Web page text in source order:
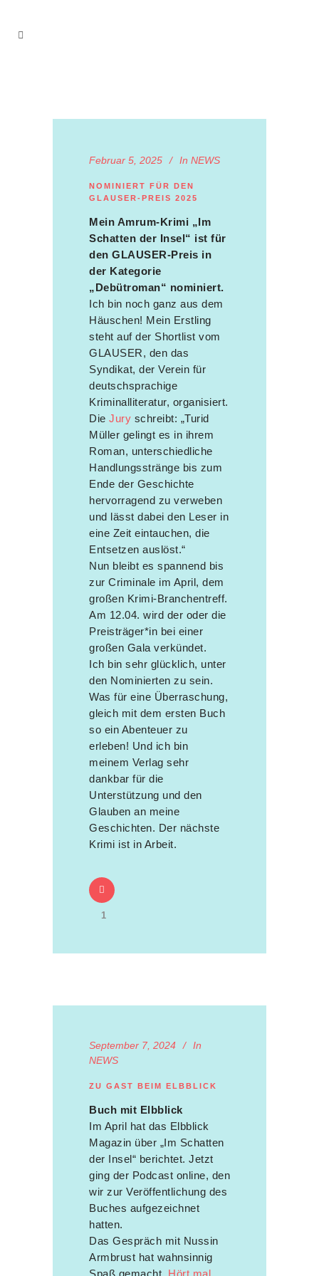
Februar 5, 2025 In NEWS
NOMINIERT FÜR DEN
GLAUSER-PREIS 2025
Mein Amrum-Krimi „Im
Schatten der Insel“ ist für
den GLAUSER-Preis in
der Kategorie
„Debütroman“ nominiert.
Ich bin noch ganz aus dem
Häuschen! Mein Erstling
steht auf der Shortlist vom
GLAUSER, den das
Syndikat, der Verein für
deutschsprachige
Kriminalliteratur, organisiert.
Die Jury schreibt: „Turid
Müller gelingt es in ihrem
Roman, unterschiedliche
Handlungsstränge bis zum
Ende der Geschichte
hervorragend zu verweben
und lässt dabei den Leser in
eine Zeit eintauchen, die
Entsetzen auslöst.“
Nun bleibt es spannend bis
zur Criminale im April, dem
großen Krimi-Branchentreff.
Am 12.04. wird der oder die
Preisträger*in bei einer
großen Gala verkündet.
Ich bin sehr glücklich, unter
den Nominierten zu sein.
Was für eine Überraschung,
gleich mit dem ersten Buch
so ein Abenteuer zu
erleben! Und ich bin
meinem Verlag sehr
dankbar für die
Unterstützung und den
Glauben an meine
Geschichten. Der nächste
Krimi ist in Arbeit.
1
September 7, 2024
In
NEWS
ZU GAST BEIM ELBBLICK
Buch mit Elbblick
Im April hat das Elbblick
Magazin über „Im Schatten
der Insel“ berichtet. Jetzt
ging der Podcast online, den
wir zur Veröffentlichung des
Buches aufgezeichnet
hatten.
Das Gespräch mit Nussin
Armbrust hat wahnsinnig
Spaß gemacht. Hört mal